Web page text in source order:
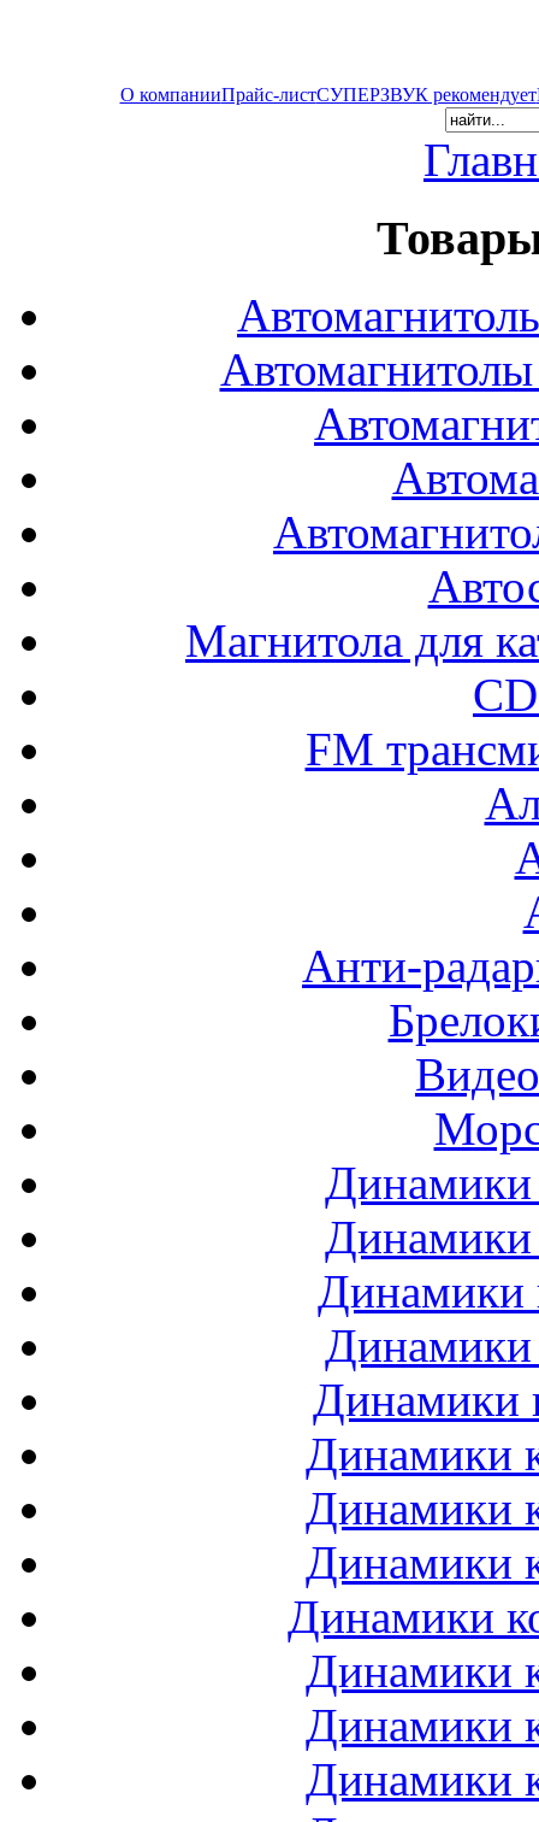
О компанииПрайс-листСУПЕРЗВУК рекомендует
Магнитола для
FM
Анти-
Динамики
Динамики
Динамики
Динамики
Динамики
Динамики
Динамики
Динамики
Динамики
Динамики
Динамики
Динамики